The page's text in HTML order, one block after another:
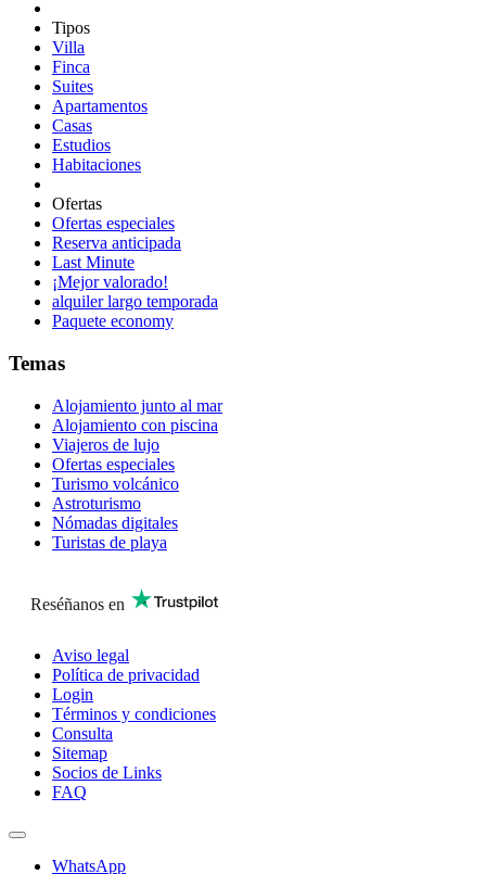
Tipos
Villa
Finca
Suites
Apartamentos
Casas
Estudios
Habitaciones
Ofertas
Ofertas especiales
Reserva anticipada
Last Minute
¡Mejor valorado!
alquiler largo temporada
Paquete economy
Temas
Alojamiento junto al mar
Alojamiento con piscina
Viajeros de lujo
Ofertas especiales
Turismo volcánico
Astroturismo
Nómadas digitales
Turistas de playa
Reséñanos en
Aviso legal
Política de privacidad
Login
Términos y condiciones
Consulta
Sitemap
Socios de Links
FAQ
WhatsApp